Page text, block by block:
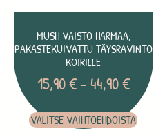
MUSH VAISTO HARMAA,
PAKASTEKUIVATTU TÄYSRAVINTO
KOIRILLE
15,90€ –44,90€
VALITSE VAIHTOEHDOISTA